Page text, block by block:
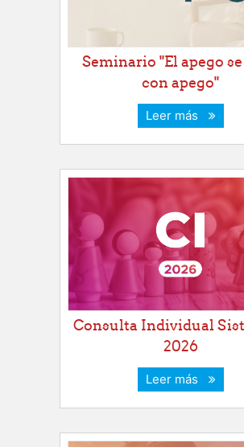
Seminario "El apego
con apego"
Leer más
Consulta Individual
2026
Leer más